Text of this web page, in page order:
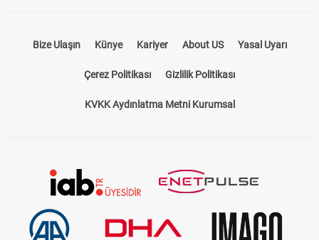
Bize Ulaşın Künye Kariyer About US Yasal Uyarı
Çerez Politikası Gizlilik Politikası
KVKK Aydınlatma Metni Kurumsal